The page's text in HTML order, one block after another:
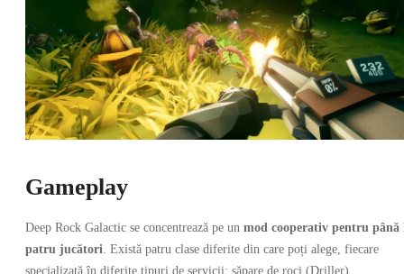
Gameplay
Deep Rock Galactic se concentrează pe un mod cooperativ pentru până
patru jucători. Există patru clase diferite din care poți alege, fiecare
specializată în diferite tipuri de servicii: săpare de roci (Driller),